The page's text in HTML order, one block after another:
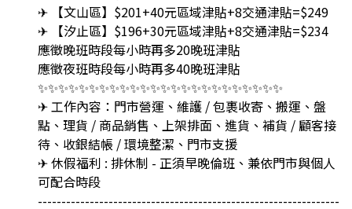
✈ 【文山區】$201+40元區域津貼+8交通津貼=$249
✈ 【汐止區】$196+30元區域津貼+8交通津貼=$234
應徵晚班時段每小時再多20晚班津貼
應徵夜班時段每小時再多40晚班津貼
✨✨✨✨✨✨✨✨✨✨✨✨✨✨✨✨✨✨✨✨✨✨✨✨
✈ 工作內容：門市營運、維護 / 包裹收寄、搬運、盤
點、理貨 / 商品銷售、上架排面、進貨、補貨 / 顧客接
待、收銀結帳 / 環境整潔、門市支援
✈ 休假福利 : 排休制 - 正須早晚倫班、兼依門市與個人
可配合時段
----------------------------------------------------------------